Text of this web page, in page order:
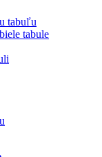
tabuľu
tabule